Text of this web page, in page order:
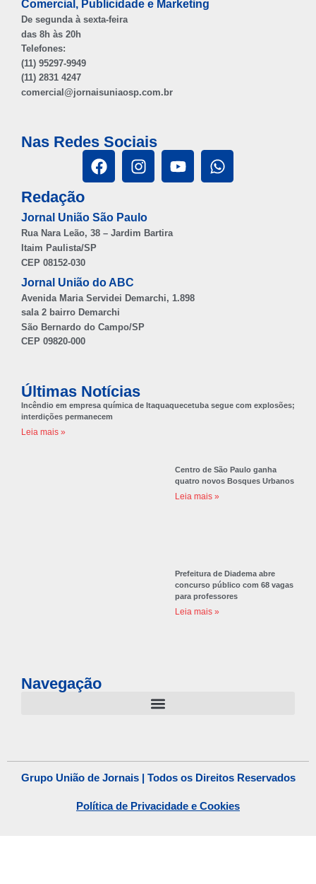
Comercial, Publicidade e Marketing
De segunda à sexta-feira
das 8h às 20h
Telefones:
(11) 95297-9949
(11) 2831 4247
comercial@jornaisuniaosp.com.br
Nas Redes Sociais
Redação
Jornal União São Paulo
Rua Nara Leão, 38 – Jardim Bartira
Itaim Paulista/SP
CEP 08152-030
Jornal União do ABC
Avenida Maria Servidei Demarchi, 1.898
sala 2 bairro Demarchi
São Bernardo do Campo/SP
CEP 09820-000
Últimas Notícias
Incêndio em empresa química de Itaquaquecetuba segue com explosões;
interdições permanecem
Leia mais »
Centro de São Paulo ganha
quatro novos Bosques Urbanos
Leia mais »
Prefeitura de Diadema abre
concurso público com 68 vagas
para professores
Leia mais »
Navegação
Grupo União de Jornais | Todos os Direitos Reservados
Política de Privacidade e Cookies